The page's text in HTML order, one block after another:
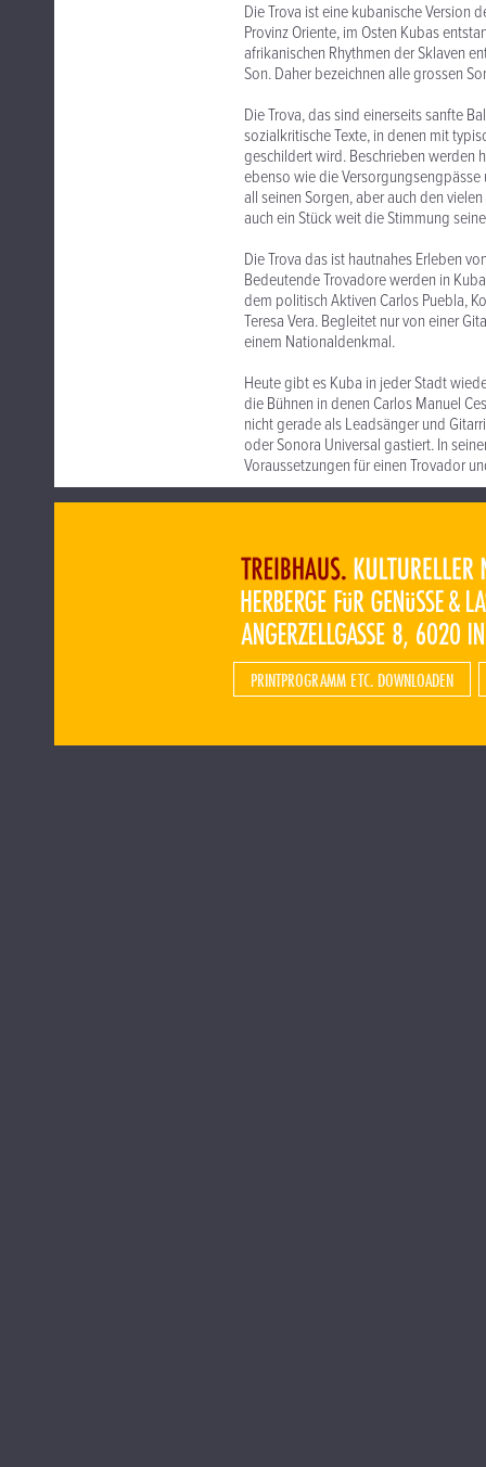
Die Trova ist eine kubanische Version
Provinz Oriente, im Osten Kubas
afrikanischen Rhythmen der Sklaven
Son. Daher bezeichnen alle grossen
Die Trova, das sind einerseits sanfte
sozialkritische Texte, in denen mit
geschildert wird. Beschrieben werden
ebenso wie die
all seinen Sorgen, aber auch den
auch ein Stück weit die Stimmung
Die Trova das ist hautnahes Erleben
Bedeutende Trovadore werden in
dem politisch Aktiven Carlos Puebla,
Teresa Vera. Begleitet nur von einer
einem Nationaldenkmal.
Heute gibt es Kuba in jeder Stadt
die Bühnen in denen Carlos Manuel
nicht gerade als Leadsänger und
oder Sonora Universal gastiert. In
Voraussetzungen für einen Trovador
PRINTPROGRAMM ETC. DOWNLOADEN